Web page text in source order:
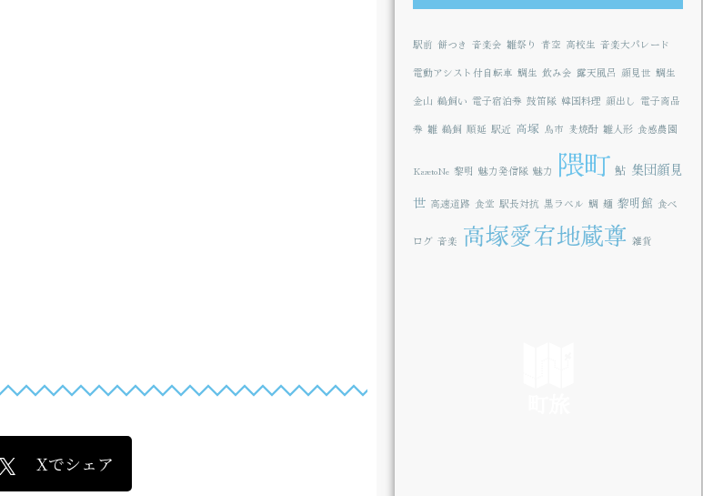
Xでシェア
駅前 餅つき 音楽会 雛祭り 青空 高校生 音楽大パレード
電動アシスト付自転車 鯛生 飲み会 露天風呂 顔見世 鯛生
金山 鵜飼い 電子宿泊券 鼓笛隊 韓国料理 顔出し 電子商品
券 雛 鵜飼 順延 駅近 高塚 鳥市 麦焼酎 雛人形 食感農園
KazetoNe 黎明 魅力発信隊 魅力 隈町 鮎 集団顔見
世 高速道路 食堂 駅長対抗 黒ラベル 鯛 麺 黎明館 食べ
ログ 音楽 高塚愛宕地蔵尊 雑貨